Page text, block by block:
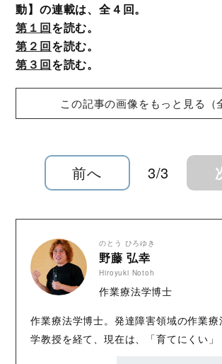
動】の連載は、全４回。
第１回を読む。
第２回を読む。
第３回を読む。
この記事の画像をもっと見る（
前へ 3/3
のとう ひろゆき
野藤 弘幸
Hiroyuki Notoh
作業療法学博士
作業療法学博士。発達障害領域の作業
学教授を経て、現在は、「育てにくい」